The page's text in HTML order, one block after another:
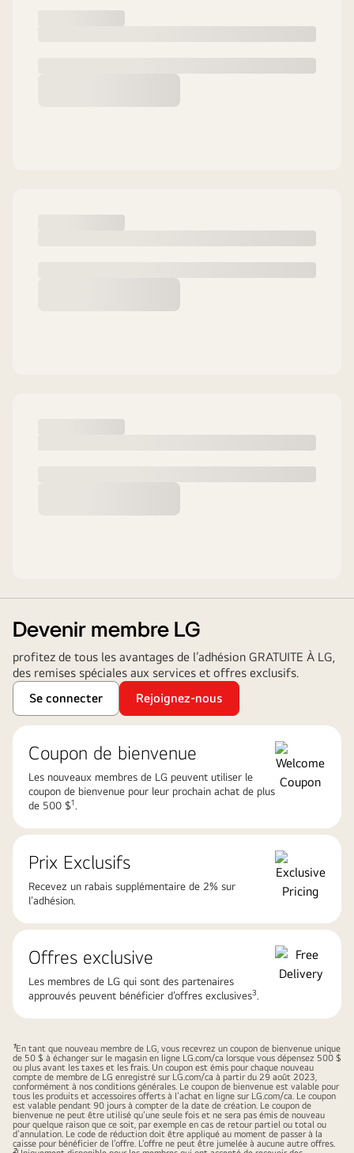
Devenir membre LG
profitez de tous les avantages de l’adhésion GRATUITE À LG,
des remises spéciales aux services et offres exclusifs.​
Se connecter​
Rejoignez-nous​
Coupon de bienvenue
Les nouveaux membres de LG peuvent utiliser le
coupon de bienvenue pour leur prochain achat de plus
de 500 $1
Prix Exclusifs​
Recevez un rabais supplémentaire de 2% sur
l’adhésion​.
Offres exclusive
Les membres de LG qui sont des partenaires
approuvés peuvent bénéficier d’offres exclusives3
1En tant que nouveau membre de LG, vous recevrez un coupon de bienvenue unique
de 50 $ à échanger sur le magasin en ligne LG.com/ca lorsque vous dépensez 500 $
ou plus avant les taxes et les frais. Un coupon est émis pour chaque nouveau
compte de membre de LG enregistré sur LG.com/ca à partir du 29 août 2023,
conformément à nos conditions générales. Le coupon de bienvenue est valable pour
tous les produits et accessoires offerts à l’achat en ligne sur LG.com/ca. Le coupon
est valable pendant 90 jours à compter de la date de création. Le coupon de
bienvenue ne peut être utilisé qu’une seule fois et ne sera pas émis de nouveau
pour quelque raison que ce soit, par exemple en cas de retour partiel ou total ou
d’annulation. Le code de réduction doit être appliqué au moment de passer à la
caisse pour bénéficier de l’offre. L’offre ne peut être jumelée à aucune autre offres.
2